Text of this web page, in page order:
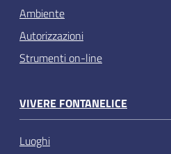
Ambiente
Autorizzazioni
Strumenti on-line
VIVERE FONTANELICE
Luoghi